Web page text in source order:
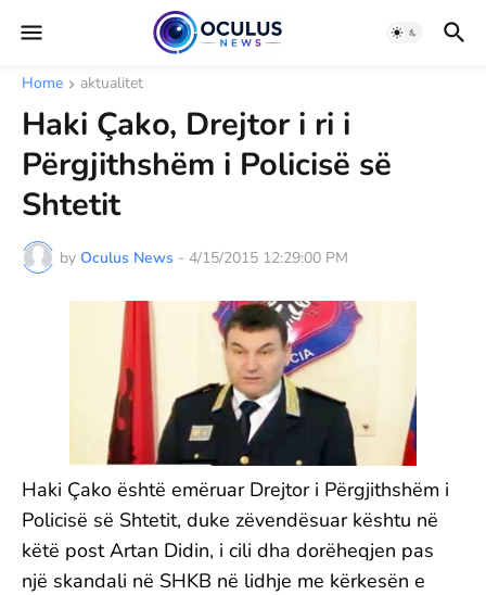
Home aktualitet
Haki Çako, Drejtor i ri i
Përgjithshëm i Policisë së
Shtetit
by Oculus News - 4/15/2015 12:29:00 PM
Haki Çako është emëruar Drejtor i Përgjithshëm i
Policisë së Shtetit, duke zëvendësuar kështu në
këtë post Artan Didin, i cili dha dorëheqjen pas
një skandali në SHKB në lidhje me kërkesën e